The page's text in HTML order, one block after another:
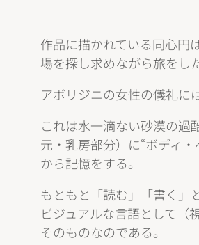
作品に描かれている同心円
場を探し求めながら旅をし
アボリジニの女性の儀礼に
これは水一滴ない砂漠の過
元・乳房部分）に“ボディ
から記憶をする。
もともと「読む」「書く」
ビジュアルな言語として（
そのものなのである。